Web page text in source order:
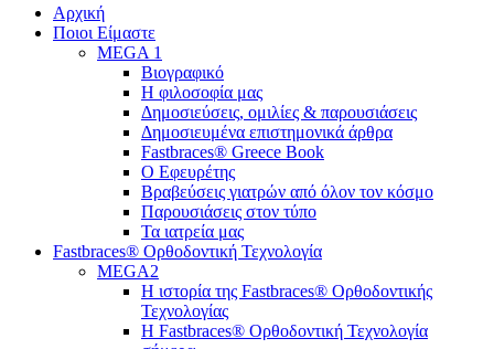
Close
Menu
Αρχική
Ποιοι Είμαστε
MEGA 1
Βιογραφικό
Η φιλοσοφία μας
Δημοσιεύσεις, ομιλίες & παρουσιάσεις
Δημοσιευμένα επιστημονικά άρθρα
Fastbraces® Greece Book
Ο Εφευρέτης
Bραβεύσεις γιατρών από όλον τον κόσμο
Παρουσιάσεις στον τύπο
Τα ιατρεία μας
Fastbraces® Ορθοδοντική Τεχνολογία
MEGA2
Η ιστορία της Fastbraces® Ορθοδοντικής
Τεχνολογίας
H Fastbraces® Ορθοδοντική Τεχνολογία